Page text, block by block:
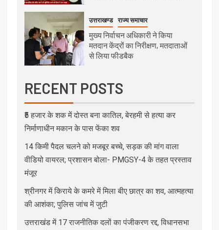
उत्तराखण्ड राज्य समाचार
मुख्य निर्वाचन अधिकारी ने किया
मतदान केंद्रों का निरीक्षण, मतदाताओं
से लिया फीडबैक
RECENT POSTS
₹5 हजार के शक में दोस्त बना कातिल, बेरहमी से हत्या कर
निर्माणाधीन मकान के पास फेंका शव
14 किमी पैदल चलने को मजबूर बच्चे, सड़क की मांग वाला
वीडियो वायरल; प्रशासन बोला- PMGSY-4 के तहत प्रस्ताव
मंजूर
श्रीनगर में किराये के कमरे में मिला बीए छात्र का शव, आत्महत्या
की आशंका; पुलिस जांच में जुटी
उत्तराखंड में 17 राजनीतिक दलों का पंजीकरण रद्द, विधानसभा